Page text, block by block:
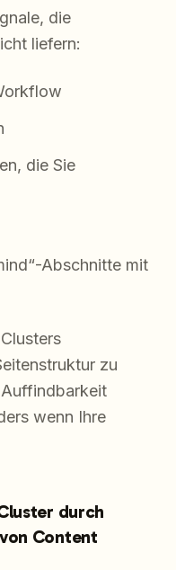
die
liefern:
die Sie
Abschnitte mit
zu
wenn Ihre
durch
Content